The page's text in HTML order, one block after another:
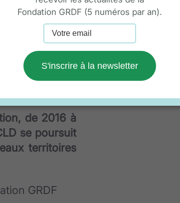
d'emploi.
partant des
pouvons
d'emploi.
de 2016 à
se poursuit
territoires
GRDF
Fondation GRDF (5 numéros par an).
S'inscrire à la newsletter